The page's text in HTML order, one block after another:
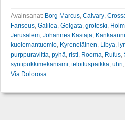
Avainsanat: Borg Marcus, Calvary,
Fariseus, Galilea, Golgata, groteski,
Jerusalem, Johannes Kastaja,
kuolemantuomio, Kyreneläinen, Libya,
purppuraviitta, pyhä, risti, Rooma, Rufus,
syntipukkimekanismi, teloituspaikka, uhri,
Via Dolorosa